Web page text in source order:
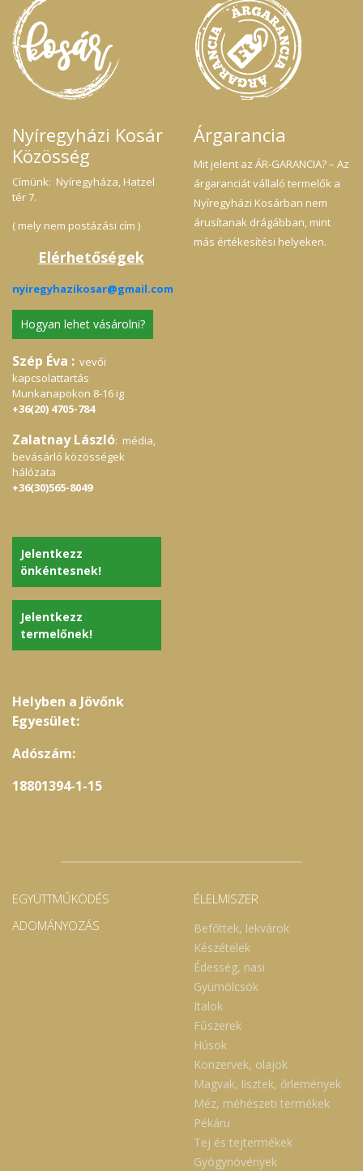
Nyíregyházi Kosár
Közösség
Címünk: Nyíregyháza, Hatzel
tér 7.
( mely nem postázási cím )
Elérhetőségek
nyiregyhazikosar@gmail.com
Hogyan lehet vásárolni?
Szép Éva : vevői
kapcsolattartás
Munkanapokon 8-16 ig
+36(20) 4705-784
Zalatnay László: média,
bevásárló közösségek
hálózata
+36(30)565-8049
Jelentkezz
önkéntesnek!
Jelentkezz
termelőnek!
Helyben a Jövőnk
Egyesület:
Adószám:
18801394-1-15
Árgarancia
Mit jelent az ÁR-GARANCIA? – Az
árgaranciát vállaló termelők a
Nyíregyházi Kosárban nem
árusítanak drágábban, mint
más értékesítési helyeken.
EGYÜTTMŰKÖDÉS
ADOMÁNYOZÁS
ÉLELMISZER
Befőttek, lekvárok
Készételek
Édesség, nasi
Gyümölcsök
Italok
Fűszerek
Húsok
Konzervek, olajok
Magvak, lisztek, őrlemények
Méz, méhészeti termékek
Pékáru
Tej és tejtermékek
Gyógynövények